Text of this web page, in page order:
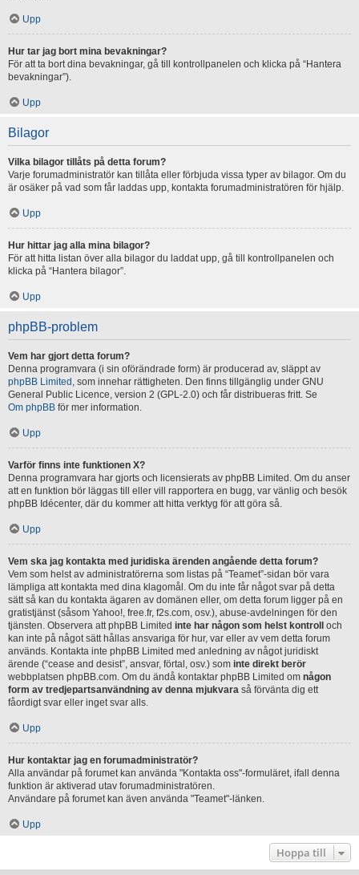
Upp
Hur tar jag bort mina bevakningar?
För att ta bort dina bevakningar, gå till kontrollpanelen och klicka på “Hantera
bevakningar”).
Upp
Bilagor
Vilka bilagor tillåts på detta forum?
Varje forumadministratör kan tillåta eller förbjuda vissa typer av bilagor. Om du
är osäker på vad som får laddas upp, kontakta forumadministratören för hjälp.
Upp
Hur hittar jag alla mina bilagor?
För att hitta listan över alla bilagor du laddat upp, gå till kontrollpanelen och
klicka på “Hantera bilagor”.
Upp
phpBB-problem
Vem har gjort detta forum?
Denna programvara (i sin oförändrade form) är producerad av, släppt av
phpBB Limited , som innehar rättigheten. Den finns tillgänglig under GNU
General Public Licence, version 2 (GPL-2.0) och får distribueras fritt. Se
Om phpBB för mer information.
Upp
Varför finns inte funktionen X?
Denna programvara har gjorts och licensierats av phpBB Limited. Om du anser
att en funktion bör läggas till eller vill rapportera en bugg, var vänlig och besök
phpBB Idécenter, där du kommer att hitta verktyg för att göra så.
Upp
Vem ska jag kontakta med juridiska ärenden angående detta forum?
Vem som helst av administratörerna som listas på “Teamet”-sidan bör vara
lämpliga att kontakta med dina klagomål. Om du inte får något svar på detta
sätt så kan du kontakta ägaren av domänen eller, om detta forum ligger på en
gratistjänst (såsom Yahoo!, free.fr, f2s.com, osv.), abuse-avdelningen för den
tjänsten. Observera att phpBB Limited inte har någon som helst kontroll
och
kan inte på något sätt hållas ansvariga för hur, var eller av vem detta forum
används. Kontakta inte phpBB Limited med anledning av något juridiskt
ärende (“cease and desist”, ansvar, förtal, osv.) som inte direkt berör
webbplatsen phpBB.com. Om du ändå kontaktar phpBB Limited om någon
form av tredjepartsanvändning av denna mjukvara så förvänta dig ett
fåordigt svar eller inget svar alls.
Upp
Hur kontaktar jag en forumadministratör?
Alla användar på forumet kan använda "Kontakta oss"-formuläret, ifall denna
funktion är aktiverad utav forumadministratören.
Användare på forumet kan även använda "Teamet"-länken.
Upp
Hoppa till